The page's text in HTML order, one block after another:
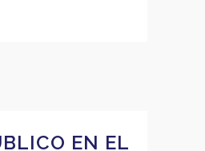
EN EL